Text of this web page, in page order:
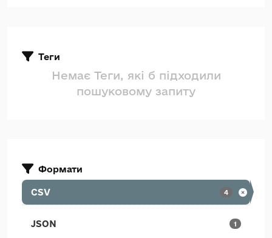
Теги
Немає Теги, які б підходили
пошуковому запиту
Формати
CSV 4
JSON 1